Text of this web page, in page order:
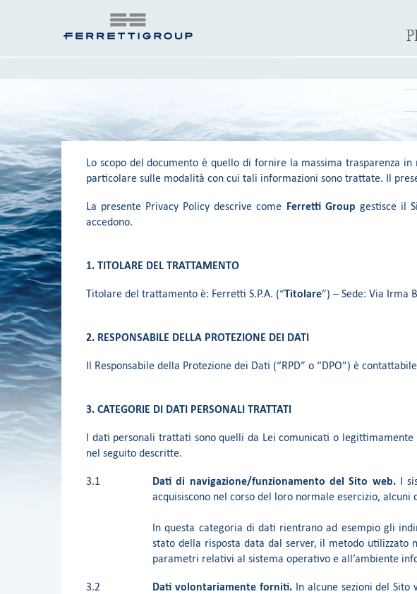
Lo scopo del documento è quello di fornire la massima trasparenza
particolare sulle modalità con cui tali informazioni sono trattate. Il
La presente Privacy Policy descrive come Ferretti Group gestisce il
accedono.
1. TITOLARE DEL TRATTAMENTO
Titolare del trattamento è: Ferretti S.P.A. (“Titolare”) – Sede: Via Irma
2. RESPONSABILE DELLA PROTEZIONE DEI DATI
Il Responsabile della Protezione dei Dati (“RPD” o “DPO”) è
3. CATEGORIE DI DATI PERSONALI TRATTATI
I dati personali trattati sono quelli da Lei comunicati o
nel seguito descritte.
3.1 Dati di navigazione/funzionamento del Sito web.I
acquisiscono nel corso del loro normale esercizio,
In questa categoria di dati rientrano ad esempio gli
stato della risposta data dal server, il metodo
parametri relativi al sistema operativo e all’ambiente
3.2 Dati volontariamente forniti.In alcune sezioni del Sito